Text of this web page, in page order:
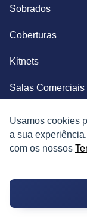
Usamos cookies
a sua
com os nossos
Sobrados
Coberturas
Kitnets
Salas Comerciais
Depósitos